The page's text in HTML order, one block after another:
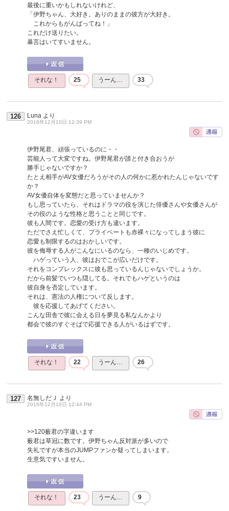
最後に重いかもしれないけれど、
「伊野ちゃん、大好き。ありのままの彼方が大好き。
これからもがんばってね！」
これだけ送りたい。
暴言はいてすいません。
それな！ 25 うーん… 33
126 Luna より
2016年12月10日 12:39 PM
伊野尾君、頑張っているのに・・
芸能人って大変ですね。伊野尾君が誰と付き合おうが
勝手じゃないですか？
たとえ相手がAV女優だろうがその人の何かに惹かれたんじゃないです
か？
AV女優自体を変態だと思っていませんか？
もし思っていたら、それはドラマの役を演じた俳優さんや女優さんが
その役のような性格と思うことと同じです。
彼も人間です。恋愛の受け方も違います。
ただでさえ忙しくて、プライベートも赤裸々になってしまう彼に
恋愛も制限するのはおかしいです。
彼を侮辱する人がこんなにいるのなら、一種のいじめです。
ハゲっていう人、彼はおでこが広いだけです。
それをコンプレックスに彼も思っているんじゃないでしょうか。
だから前髪でいつも隠してる。それでもハゲというのは
彼自身を否定しています。
それは、憲法の人権について反します。
彼を応援してあげてください。
こんな田舎で彼に会える日を夢見る私なんかより
都会で彼のすぐそばで応援できる人がいるはずです。
それな！ 22 うーん… 26
127 名無しだＪ より
2016年12月10日 12:44 PM
>>120薮君の字違います
薮君は草冠に数です。伊野ちゃん反対派が多いので
失礼ですが本当のJUMPファンか疑ってしまいます。
生意気ですいません。
それな！ 23 うーん… 9